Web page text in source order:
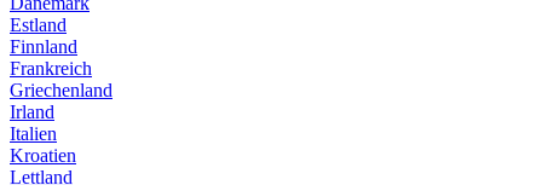
Estland
Finnland
Frankreich
Griechenland
Irland
Italien
Kroatien
Lettland